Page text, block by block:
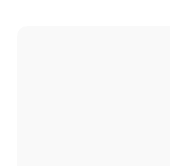
मुख्य सचिव, माध्यमिक